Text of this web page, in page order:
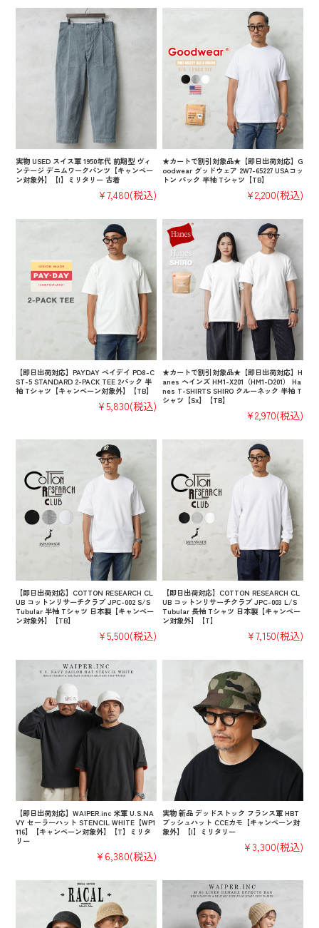
実物 USED スイス軍 1950年代 前期型 ヴィ
ンテージ デニムワークパンツ【キャンペー
ン対象外】【I】ミリタリー 古着
¥7,480(税込)
★カートで割引対象品★【即日出荷対応】G
oodwear グッドウェア 2W7-65227 USAコッ
トン パック 半袖 Tシャツ【TB】
¥2,200(税込)
【即日出荷対応】PAYDAY ペイデイ PD8-C
ST-5 STANDARD 2-PACK TEE 2パック 半
袖 Tシャツ【キャンペーン対象外】【TB】
¥5,830(税込)
★カートで割引対象品★【即日出荷対応】H
anes ヘインズ HM1-X201（HM1-D201） Ha
nes T-SHIRTS SHIRO クルーネック 半袖 T
シャツ【Sx】【TB】
¥2,970(税込)
【即日出荷対応】COTTON RESEARCH CL
UB コットンリサーチクラブ JPC-002 S/S
Tubular 半袖 Tシャツ 日本製【キャンペー
ン対象外】【TB】
¥5,500(税込)
【即日出荷対応】COTTON RESEARCH CL
UB コットンリサーチクラブ JPC-003 L/S
Tubular 長袖 Tシャツ 日本製【キャンペー
ン対象外】【T】
¥7,150(税込)
【即日出荷対応】WAIPER.inc 米軍 U.S.NA
VY セーラーハット STENCIL WHITE【WP1
116】【キャンペーン対象外】【T】ミリタ
リー
¥6,380(税込)
実物 新品 デッドストック フランス軍 HBT
ブッシュハット CCEカモ【キャンペーン対
象外】【I】ミリタリー
¥3,300(税込)